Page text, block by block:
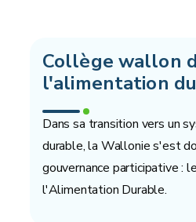
Collège wallon
l'alimentation
Dans sa transition vers un
durable, la Wallonie s'est
gouvernance participative :
l'Alimentation Durable.